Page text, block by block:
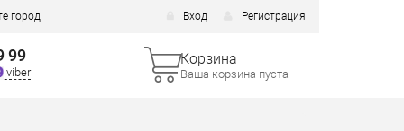
город Вход Регистрация
99
viber
Корзина
Ваша корзина пуста